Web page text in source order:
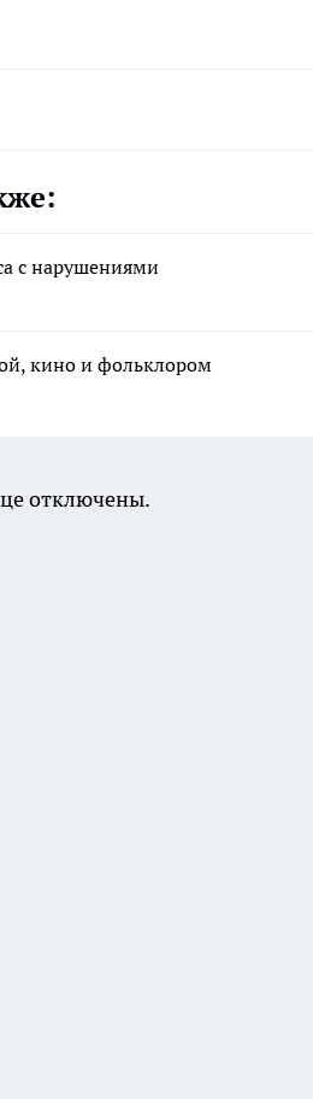
с нарушениями
кино и фольклором
отключены.